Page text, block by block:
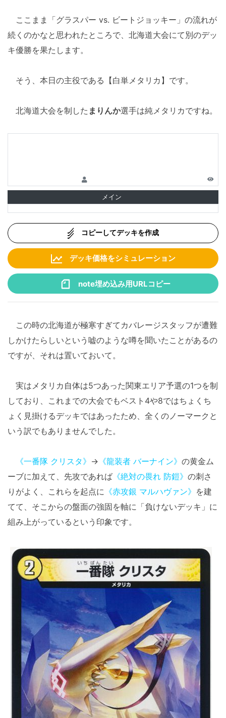
ここまま「グラスパー vs. ビートジョッキー」の流れが
続くのかなと思われたところで、北海道大会にて別のデッ
キ優勝を果たします。
そう、本日の主役である【白単メタリカ】です。
北海道大会を制した まりんか選手は純メタリカですね。
メイン
コピーしてデッキを作成
デッキ価格をシミュレーション
note埋め込み用URLコピー
この時の北海道が極寒すぎてカバレージスタッフが遭難
しかけたらしいという嘘のような噂を聞いたことがあるの
ですが、それは置いておいて。
実はメタリカ自体は5つあった関東エリア予選の1つを制
しており、これまでの大会でもベスト4や8ではちょくち
ょく見掛けるデッキではあったため、全くのノーマークと
いう訳でもありませんでした。
《一番隊 クリスタ》 → 《龍装者 バーナイン》 の黄金ム
ーブに加えて、先攻であれば 《絶対の畏れ 防鎧》 の刺さ
りがよく、これらを起点に 《赤攻銀 マルハヴァン》 を建
てて、そこからの盤面の強固を軸に「負けないデッキ」に
組み上がっているという印象です。